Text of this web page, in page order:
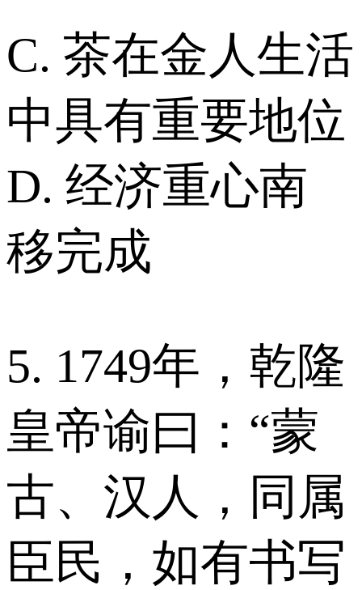
C. 茶在金人生活
中具有重要地位
D. 经济重心南
移完成
5. 1749年，乾隆
皇帝谕曰：“蒙
古、汉人，同属
臣民，如有书写